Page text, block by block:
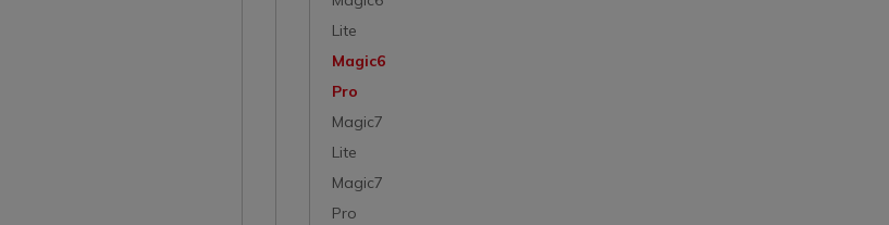
Lite
Magic6
Pro
Magic7
Lite
Magic7
Pro